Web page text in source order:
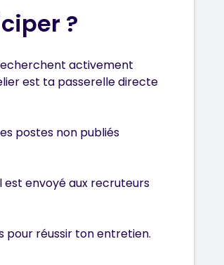
?
activement
est ta passerelle directe
postes non publiés
est envoyé aux recruteurs
pour réussir ton entretien.